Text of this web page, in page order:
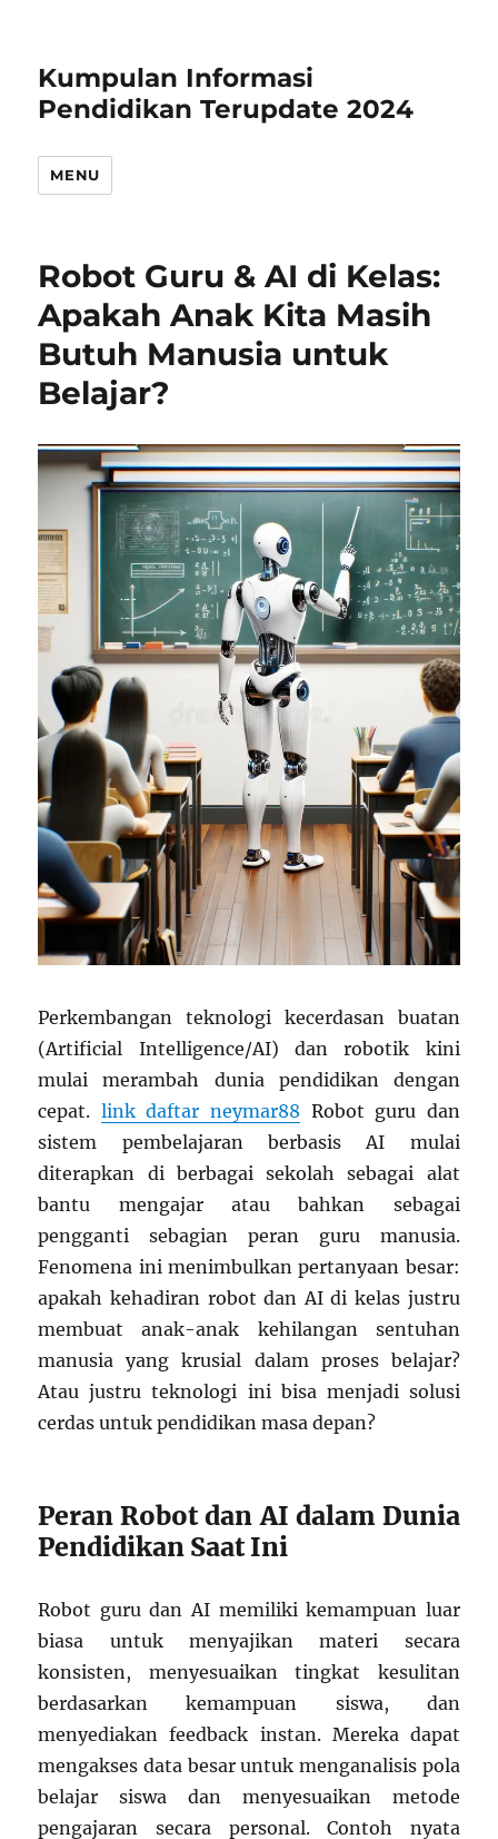
Kumpulan Informasi
Pendidikan Terupdate 2024
MENU
Robot Guru & AI di Kelas:
Apakah Anak Kita Masih
Butuh Manusia untuk
Belajar?
Perkembangan teknologi kecerdasan buatan
(Artificial Intelligence/AI) dan robotik kini
mulai merambah dunia pendidikan dengan
cepat. link daftar neymar88 Robot guru dan
sistem pembelajaran berbasis AI mulai
diterapkan di berbagai sekolah sebagai alat
bantu mengajar atau bahkan sebagai
pengganti sebagian peran guru manusia.
Fenomena ini menimbulkan pertanyaan besar:
apakah kehadiran robot dan AI di kelas justru
membuat anak-anak kehilangan sentuhan
manusia yang krusial dalam proses belajar?
Atau justru teknologi ini bisa menjadi solusi
cerdas untuk pendidikan masa depan?
Peran Robot dan AI dalam Dunia
Pendidikan Saat Ini
Robot guru dan AI memiliki kemampuan luar
biasa untuk menyajikan materi secara
konsisten, menyesuaikan tingkat kesulitan
berdasarkan kemampuan siswa, dan
menyediakan feedback instan. Mereka dapat
mengakses data besar untuk menganalisis pola
belajar siswa dan menyesuaikan metode
pengajaran secara personal. Contoh nyata